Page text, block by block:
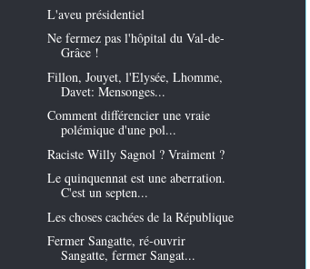
L'aveu présidentiel
Ne fermez pas l'hôpital du Val-de-
Grâce !
Fillon, Jouyet, l'Elysée, Lhomme,
Davet: Mensonges...
Comment différencier une vraie
polémique d'une pol...
Raciste Willy Sagnol ? Vraiment ?
Le quinquennat est une aberration.
C'est un septen...
Les choses cachées de la République
Fermer Sangatte, ré-ouvrir
Sangatte, fermer Sangat...